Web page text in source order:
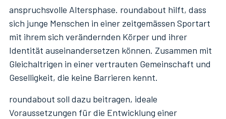
anspruchsvolle Altersphase. roundabout hilft, dass
sich junge Menschen in einer zeitgemässen Sportart
mit ihrem sich verändernden Körper und ihrer
Identität auseinandersetzen können. Zusammen mit
Gleichaltrigen in einer vertrauten Gemeinschaft und
Geselligkeit, die keine Barrieren kennt.
roundabout soll dazu beitragen, ideale
Voraussetzungen für die Entwicklung einer